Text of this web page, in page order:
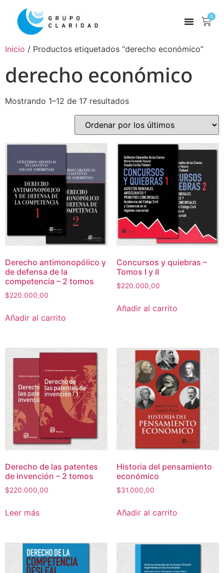
0
Inicio / Productos etiquetados “derecho económico”
derecho económico
Mostrando 1–12 de 17 resultados
Derecho antimonopólico y
de defensa de la
competencia – 2 tomos
$220.000,00
Añadir al carrito
Concursos y quiebras –
Tomos I y II
$220.000,00
Añadir al carrito
Derecho de las patentes
de invención – 2 tomos
$220.000,00
Leer más
Historia del pensamiento
económico
$31.000,00
Añadir al carrito